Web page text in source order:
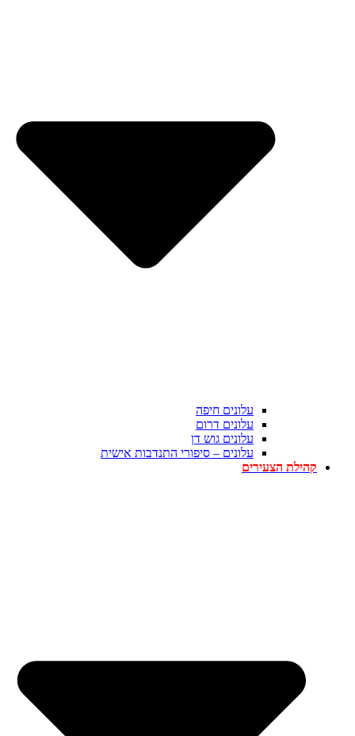
עלונים חיפה
עלונים דרום
עלונים גוש דן
עלונים – סיפורי התנדבות אישית
קהילת הצעירים